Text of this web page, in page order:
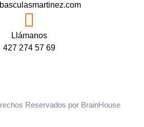
Llámanos
427 274 57 69
Reservados por BrainHouse